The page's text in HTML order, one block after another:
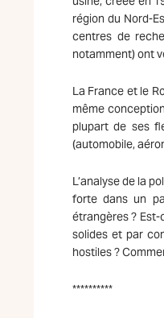
région du Nord-
centres de
notamment) ont
La France et le
même
plupart de ses
(automobile,
L’analyse de la
forte dans un
étrangères ?
solides et par
hostiles ?
**********